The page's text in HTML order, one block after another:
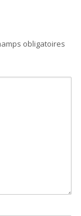
obligatoires